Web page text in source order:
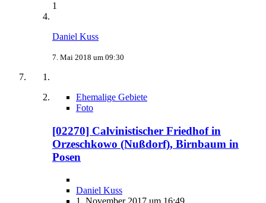
1
Daniel Kuss
7. Mai 2018 um 09:30
Ehemalige Gebiete
Foto
[02270] Calvinistischer Friedhof in
Orzeschkowo (Nußdorf), Birnbaum in
Posen
Daniel Kuss